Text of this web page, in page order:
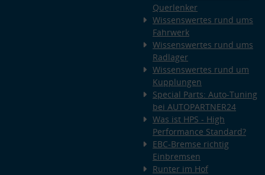
Querlenker
Wissenswertes rund ums
Fahrwerk
Wissenswertes rund ums
Radlager
Wissenswertes rund um
Kupplungen
Special Parts: Auto-Tuning
bei AUTOPARTNER24
Was ist HPS - High
Performance Standard?
EBC-Bremse richtig
Einbremsen
Runter im Hof